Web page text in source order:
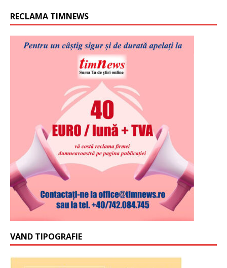
RECLAMA TIMNEWS
VAND TIPOGRAFIE